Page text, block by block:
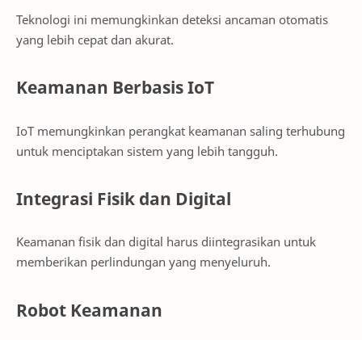
Teknologi ini memungkinkan deteksi ancaman otomatis
yang lebih cepat dan akurat.
Keamanan Berbasis IoT
IoT memungkinkan perangkat keamanan saling terhubung
untuk menciptakan sistem yang lebih tangguh.
Integrasi Fisik dan Digital
Keamanan fisik dan digital harus diintegrasikan untuk
memberikan perlindungan yang menyeluruh.
Robot Keamanan